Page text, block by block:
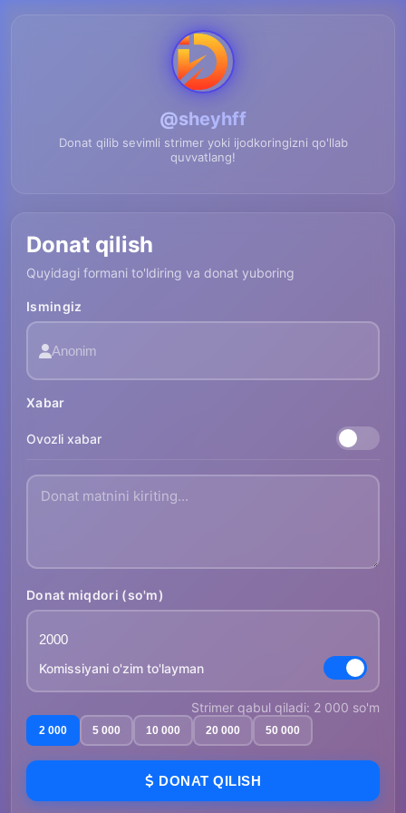
@sheyhff
Donat qilib sevimli strimer yoki ijodkoringizni qo'llab
quvvatlang!
Donat qilish
Quyidagi formani to'ldiring va donat yuboring
Ismingiz
Xabar
Ovozli xabar
Donat miqdori (so'm)
Komissiyani o'zim to'layman
Strimer qabul qiladi: 2 000 so'm
2 000 5 000 10 000 20 000 50 000
DONAT QILISH